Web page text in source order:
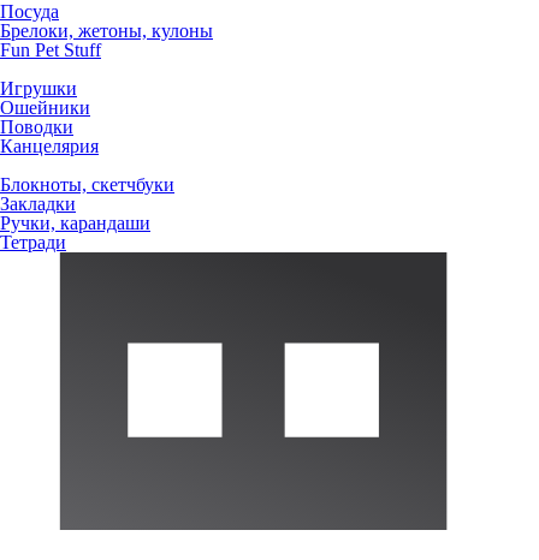
Посуда
Брелоки, жетоны, кулоны
Fun Pet Stuff
Игрушки
Ошейники
Поводки
Канцелярия
Блокноты, скетчбуки
Закладки
Ручки, карандаши
Тетради